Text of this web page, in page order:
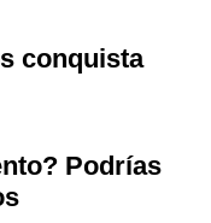
conquista
Podrías